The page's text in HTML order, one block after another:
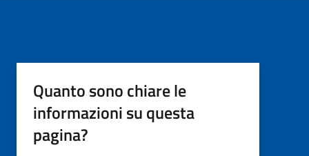
Quanto sono chiare le
informazioni su questa
pagina?